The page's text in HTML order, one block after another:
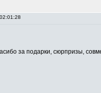
за подарки, сюрпризы,